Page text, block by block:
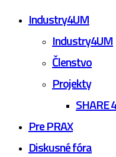
Menu
Industry4UM
Industry4UM
Členstvo
Projekty
SHARE
Pre PRAX
Diskusné fóra